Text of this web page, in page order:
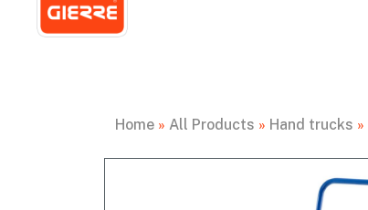
Home » All Products » Hand trucks »